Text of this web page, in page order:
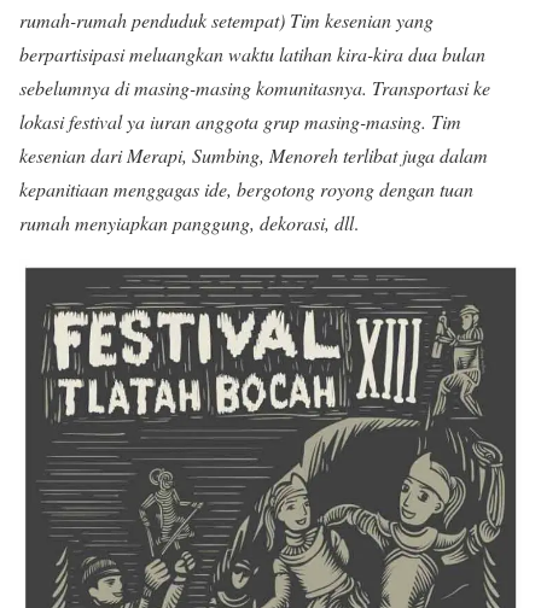
rumah-rumah penduduk setempat) Tim kesenian yang
berpartisipasi meluangkan waktu latihan kira-kira dua bulan
sebelumnya di masing-masing komunitasnya. Transportasi ke
lokasi festival ya iuran anggota grup masing-masing. Tim
kesenian dari Merapi, Sumbing, Menoreh terlibat juga dalam
kepanitiaan menggagas ide, bergotong royong dengan tuan
rumah menyiapkan panggung, dekorasi, dll.